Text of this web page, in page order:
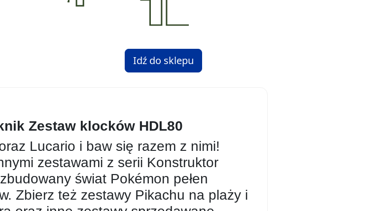
Idź do sklepu
Zestaw klocków HDL80
Lucario i baw się razem z nimi!
zestawami z serii Konstruktor
świat Pokémon pełen
Zbierz też zestawy Pikachu na plaży i